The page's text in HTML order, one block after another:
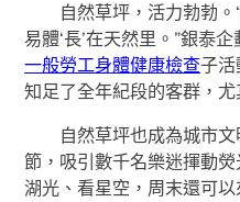
自然草坪，活力勃勃
易體‘長’在天然里。”銀泰
一般勞工身體健康檢查子活
知足了全年紀段的客群，
自然草坪也成為城市
節，吸引數千名樂迷揮動
湖光、看星空，周末還可